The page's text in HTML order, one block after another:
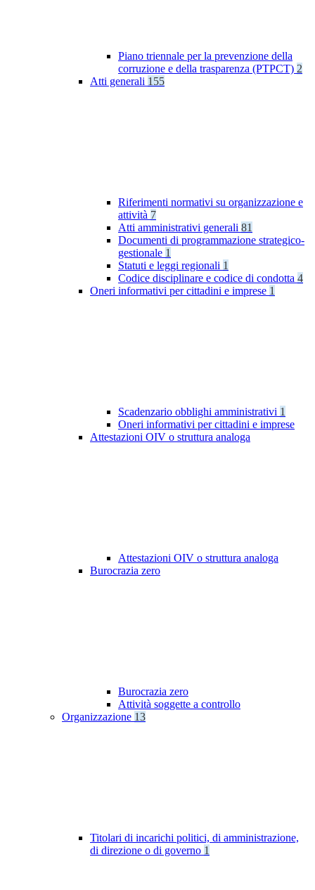
Piano triennale per la prevenzione della
corruzione e della trasparenza (PTPCT) 2
Atti generali 155
Riferimenti normativi su organizzazione e
attività 7
Atti amministrativi generali 81
Documenti di programmazione strategico-
gestionale 1
Statuti e leggi regionali 1
Codice disciplinare e codice di condotta 4
Oneri informativi per cittadini e imprese 1
Scadenzario obblighi amministrativi 1
Oneri informativi per cittadini e imprese
Attestazioni OIV o struttura analoga
Attestazioni OIV o struttura analoga
Burocrazia zero
Burocrazia zero
Attività soggette a controllo
Organizzazione 13
Titolari di incarichi politici, di amministrazione,
di direzione o di governo 1